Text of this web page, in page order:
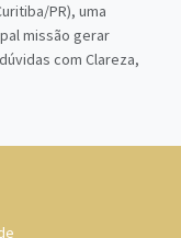
PR), uma
missão gerar
com Clareza,